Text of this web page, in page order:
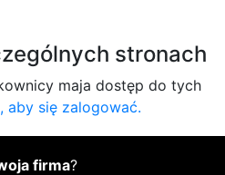
stronach
maja dostęp do tych
aby się zalogować.
firma?